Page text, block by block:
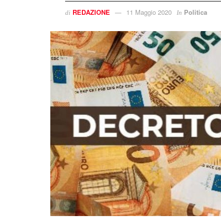
di REDAZIONE 11 Maggio 2020 In Politica